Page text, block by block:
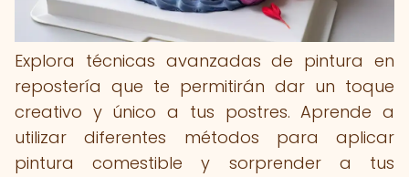
Explora técnicas avanzadas de pintura en
repostería que te permitirán dar un toque
creativo y único a tus postres. Aprende a
utilizar diferentes métodos para aplicar
pintura comestible y sorprender a tus